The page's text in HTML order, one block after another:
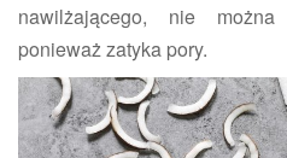
nawilżającego, nie
ponieważ zatyka pory.